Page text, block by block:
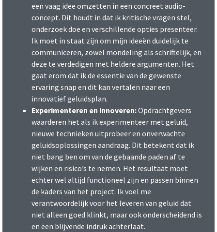
een vaag idee omzetten in een concreet audio-
concept. Dit houdt in dat ik kritische vragen stel,
onderzoek doe en verschillende opties presenteer.
Ik moet in staat zijn om mijn ideeën duidelijk te
communiceren, zowel mondeling als schriftelijk, en
deze te verdedigen met heldere argumenten. Het
gaat erom dat ik de essentie van de gewenste
ervaring snap en dit kan vertalen naar een
innovatief geluidsplan.
Experimenteren en innoveren:Opdrachtgevers
waarderen het als ik experimenteer met geluid,
nieuwe technieken uitprobeer en onverwachte
geluidsoplossingen aandraag. Dit betekent dat ik
niet bang ben om van de gebaande paden af te
wijken en risico’s te nemen. Het resultaat moet
echter wel altijd functioneel zijn en passen binnen
de kaders van het project. Ik voel me
verantwoordelijk voor het leveren van geluid dat
niet alleen goed klinkt, maar ook onderscheidend is
en een blijvende indruk achterlaat.